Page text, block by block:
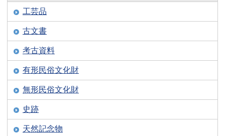
工芸品
古文書
考古資料
有形民俗文化財
無形民俗文化財
史跡
天然記念物